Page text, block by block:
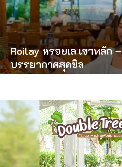
Roilay หรอยเล เขาหลัก
บรรยากาศสุดชิล